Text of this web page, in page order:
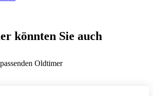
könnten Sie auch
Oldtimer